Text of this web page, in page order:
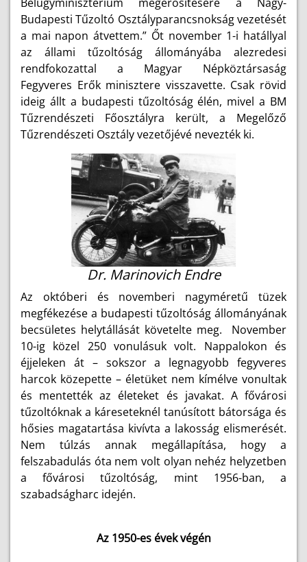
Budapesti Tűzoltó Osztályparancsnokság vezetését
a mai napon átvettem.” Őt november 1-i hatállyal
az állami tűzoltóság állományába alezredesi
rendfokozattal a Magyar Népköztársaság
Fegyveres Erők minisztere visszavette. Csak rövid
ideig állt a budapesti tűzoltóság élén, mivel a BM
Tűzrendészeti Főosztályra került, a Megelőző
Tűzrendészeti Osztály vezetőjévé nevezték ki.
Dr. Marinovich Endre
Az októberi és novemberi nagyméretű tüzek
megfékezése a budapesti tűzoltóság állományának
becsületes helytállását követelte meg. November
10-ig közel 250 vonulásuk volt. Nappalokon és
éjjeleken át – sokszor a legnagyobb fegyveres
harcok közepette – életüket nem kímélve vonultak
és mentették az életeket és javakat. A fővárosi
tűzoltóknak a káreseteknél tanúsított bátorsága és
hősies magatartása kivívta a lakosság elismerését.
Nem túlzás annak megállapítása, hogy a
felszabadulás óta nem volt olyan nehéz helyzetben
a fővárosi tűzoltóság, mint 1956-ban, a
szabadságharc idején.
Az 1950-es évek végén